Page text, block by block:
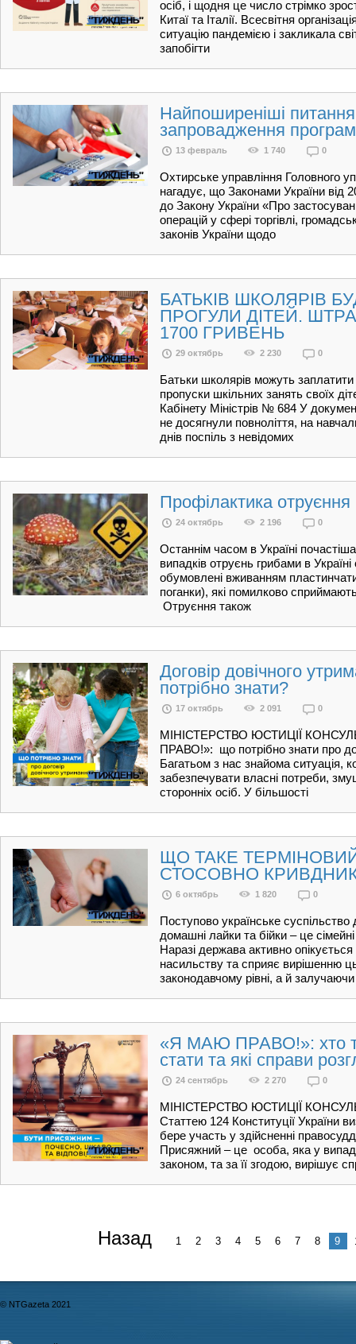
осіб, і щодня це число стрімко
Китаї та Італії. Всесвітня
ситуацію пандемією і закликала
запобігти
Найпоширеніші
запровадження
13 февраль 1 740 0
Охтирське управління Головного
нагадує, що Законами України від
до Закону України «Про
операцій у сфері торгівлі,
законів України щодо
БАТЬКІВ ШКОЛЯРІВ
ПРОГУЛИ ДІТЕЙ.
1700 ГРИВЕНЬ
29 октябрь 2 230 0
Батьки школярів можуть
пропуски шкільних занять своїх
Кабінету Міністрів № 684 У
не досягнули повноліття, на
днів поспіль з невідомих
Профілактика
24 октябрь 2 196 0
Останнім часом в Україні
випадків отруєнь грибами в
обумовлені вживанням
поганки), які помилково
Отруєння також
Договір довічного
потрібно знати?
17 октябрь 2 091 0
МІНІСТЕРСТВО ЮСТИЦІЇ
ПРАВО!»: що потрібно знати про
Багатьом з нас знайома ситуація,
забезпечувати власні потреби,
сторонніх осіб. У більшості
ЩО ТАКЕ
СТОСОВНО
6 октябрь 1 820 0
Поступово українське
домашні лайки та бійки – це
Наразі держава активно
насильству та сприяє вирішенню
законодавчому рівні, а й залучаючи
«Я МАЮ ПРАВО!»: хто
стати та які справи
24 сентябрь 2 270 0
МІНІСТЕРСТВО ЮСТИЦІЇ
Статтею 124 Конституції України
бере участь у здійсненні
Присяжний – це особа, яка у
законом, та за її згодою, вирішує
Назад 1 2 3 4 5 6 7 8 9
© NTGazeta 2021